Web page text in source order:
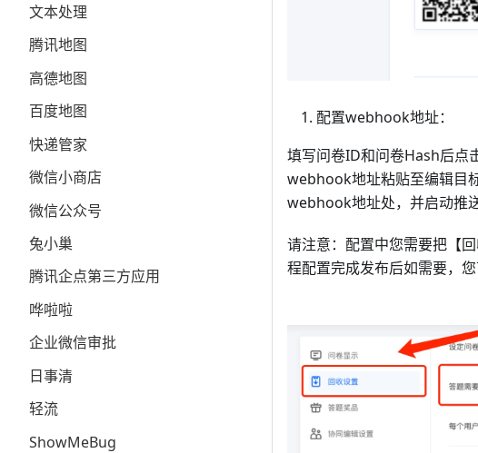
文本处理
腾讯地图
高德地图
百度地图
快递管家
微信小商店
微信公众号
兔小巢
腾讯企点第三方应用
哗啦啦
企业微信审批
日事清
轻流
ShowMeBug
配置webhook地址：
填写问卷ID和问卷Hash后
webhook地址粘贴至编辑目
webhook地址处，并启动推送
请注意：配置中您需要把【
程配置完成发布后如需要，